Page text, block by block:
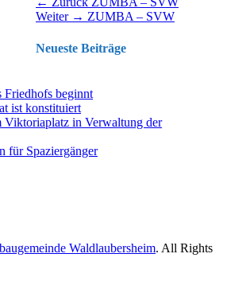
Beitrag:
Weiter → Nächster
ZUMBA – SVW
Neueste Beiträge
Friedhofs beginnt
ist konstituiert
Viktoriaplatz in Verwaltung der
für Spaziergänger
Waldlaubersheim. All Rights